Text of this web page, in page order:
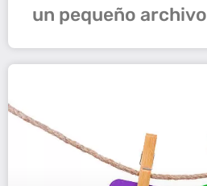
un pequeño archivo